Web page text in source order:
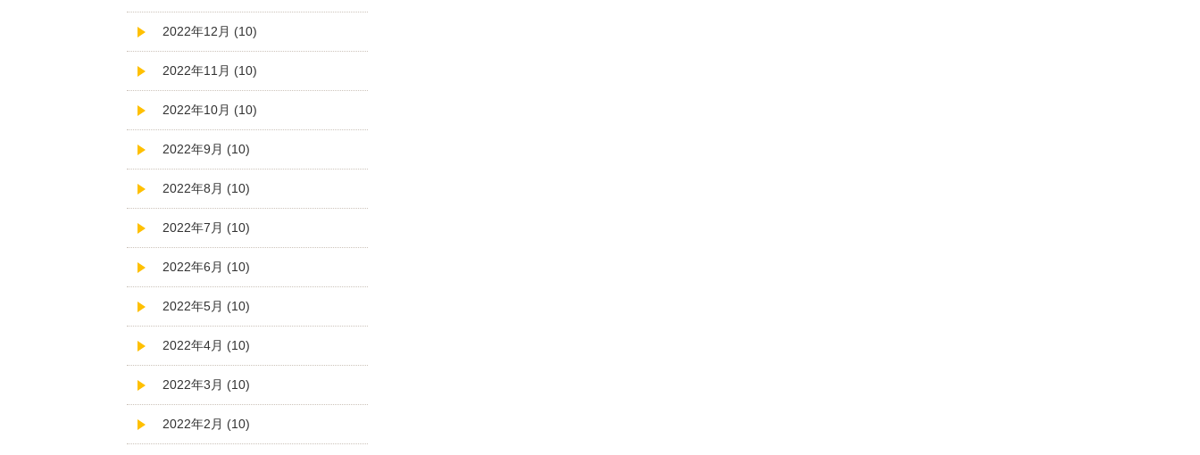
2022年12月 (10)
2022年11月 (10)
2022年10月 (10)
2022年9月 (10)
2022年8月 (10)
2022年7月 (10)
2022年6月 (10)
2022年5月 (10)
2022年4月 (10)
2022年3月 (10)
2022年2月 (10)